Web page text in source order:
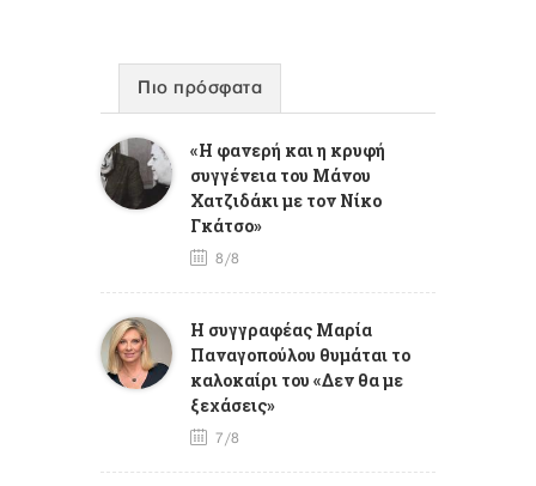
Πιο πρόσφατα
«Η φανερή και η κρυφή
συγγένεια του Μάνου
Χατζιδάκι με τον Νίκο
Γκάτσο»
8/8
Η συγγραφέας Μαρία
Παναγοπούλου θυμάται το
καλοκαίρι του «Δεν θα με
ξεχάσεις»
7/8